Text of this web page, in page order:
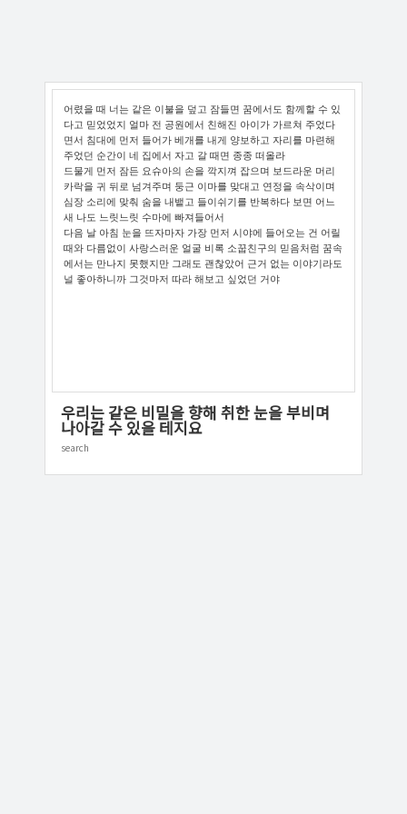
어렸을 때 너는 같은 이불을 덮고 잠들면 꿈에서도 함께할 수 있
다고 믿었었지 얼마 전 공원에서 친해진 아이가 가르쳐 주었다
면서 침대에 먼저 들어가 베개를 내게 양보하고 자리를 마련해
주었던 순간이 네 집에서 자고 갈 때면 종종 떠올라
드물게 먼저 잠든 요슈아의 손을 깍지껴 잡으며 보드라운 머리
카락을 귀 뒤로 넘겨주며 둥근 이마를 맞대고 연정을 속삭이며
심장 소리에 맞춰 숨을 내뱉고 들이쉬기를 반복하다 보면 어느
새 나도 느릿느릿 수마에 빠져들어서
다음 날 아침 눈을 뜨자마자 가장 먼저 시야에 들어오는 건 어릴
때와 다름없이 사랑스러운 얼굴 비록 소꿉친구의 믿음처럼 꿈속
에서는 만나지 못했지만 그래도 괜찮았어 근거 없는 이야기라도
널 좋아하니까 그것마저 따라 해보고 싶었던 거야
우리는 같은 비밀을 향해 취한 눈을 부비며
나아갈 수 있을 테지요